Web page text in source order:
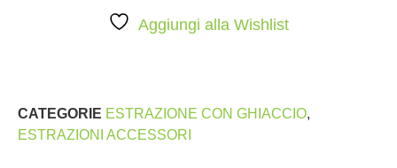
Aggiungi alla Wishlist
CATEGORIE ESTRAZIONE CON GHIACCIO,
ESTRAZIONI ACCESSORI